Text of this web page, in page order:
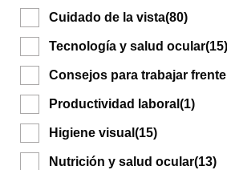
Cuidado de la vista(80)
Tecnología y salud ocular(15)
Consejos para trabajar
Productividad laboral (1)
Higiene visual (15)
Nutrición y salud ocular(13)